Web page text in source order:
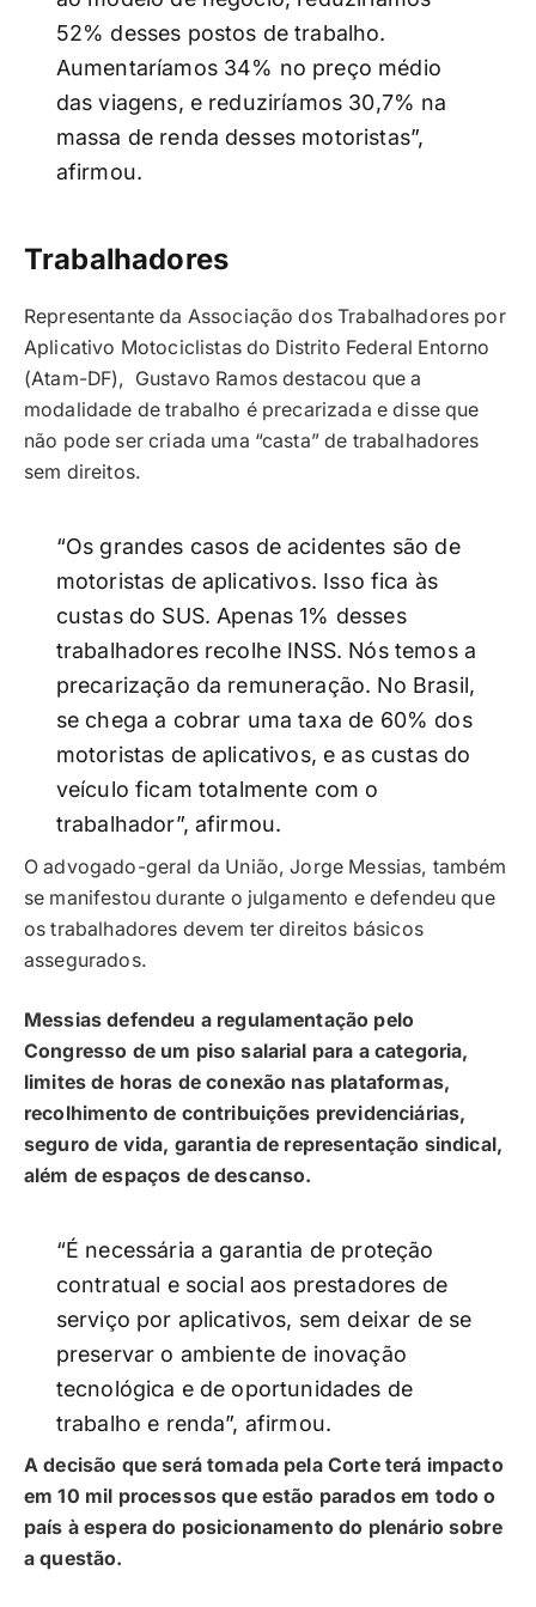
52% desses postos de trabalho.
Aumentaríamos 34% no preço médio
das viagens, e reduziríamos 30,7% na
massa de renda desses motoristas”,
afirmou.
Trabalhadores
Representante da Associação dos Trabalhadores por
Aplicativo Motociclistas do Distrito Federal Entorno
(Atam-DF), Gustavo Ramos destacou que a
modalidade de trabalho é precarizada e disse que
não pode ser criada uma “casta” de trabalhadores
sem direitos.
“Os grandes casos de acidentes são de
motoristas de aplicativos. Isso fica às
custas do SUS. Apenas 1% desses
trabalhadores recolhe INSS. Nós temos a
precarização da remuneração. No Brasil,
se chega a cobrar uma taxa de 60% dos
motoristas de aplicativos, e as custas do
veículo ficam totalmente com o
trabalhador”, afirmou.
O advogado-geral da União, Jorge Messias, também
se manifestou durante o julgamento e defendeu que
os trabalhadores devem ter direitos básicos
assegurados.
Messias defendeu a regulamentação pelo
Congresso de um piso salarial para a categoria,
limites de horas de conexão nas plataformas,
recolhimento de contribuições previdenciárias,
seguro de vida, garantia de representação sindical,
além de espaços de descanso.
“É necessária a garantia de proteção
contratual e social aos prestadores de
serviço por aplicativos, sem deixar de se
preservar o ambiente de inovação
tecnológica e de oportunidades de
trabalho e renda”, afirmou.
A decisão que será tomada pela Corte terá impacto
em 10 mil processos que estão parados em todo o
país à espera do posicionamento do plenário sobre
a questão.